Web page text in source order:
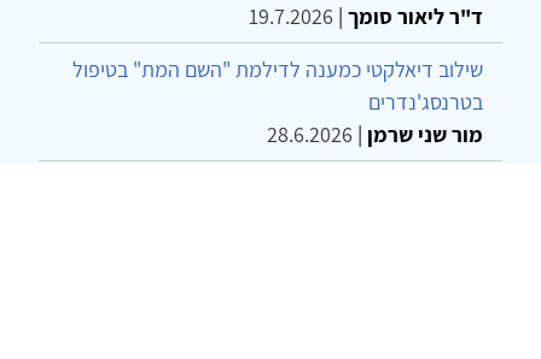
ד"ר ליאור סומך |
19.7.2026
שילוב דיאלקטי כמענה לדילמת "השם המת" בטיפול
בטרנסג'נדרים
מור שני שרמן |
28.6.2026